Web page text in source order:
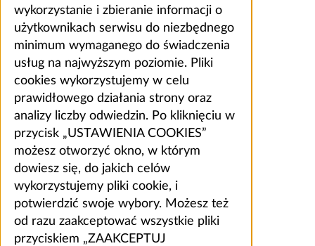
wykorzystanie i zbieranie informacji o
użytkownikach serwisu do niezbędnego
minimum wymaganego do świadczenia
usług na najwyższym poziomie. Pliki
cookies wykorzystujemy w celu
prawidłowego działania strony oraz
analizy liczby odwiedzin. Po kliknięciu w
przycisk „USTAWIENIA COOKIES”
możesz otworzyć okno, w którym
dowiesz się, do jakich celów
wykorzystujemy pliki cookie, i
potwierdzić swoje wybory. Możesz też
od razu zaakceptować wszystkie pliki
przyciskiem „ZAAKCEPTUJ